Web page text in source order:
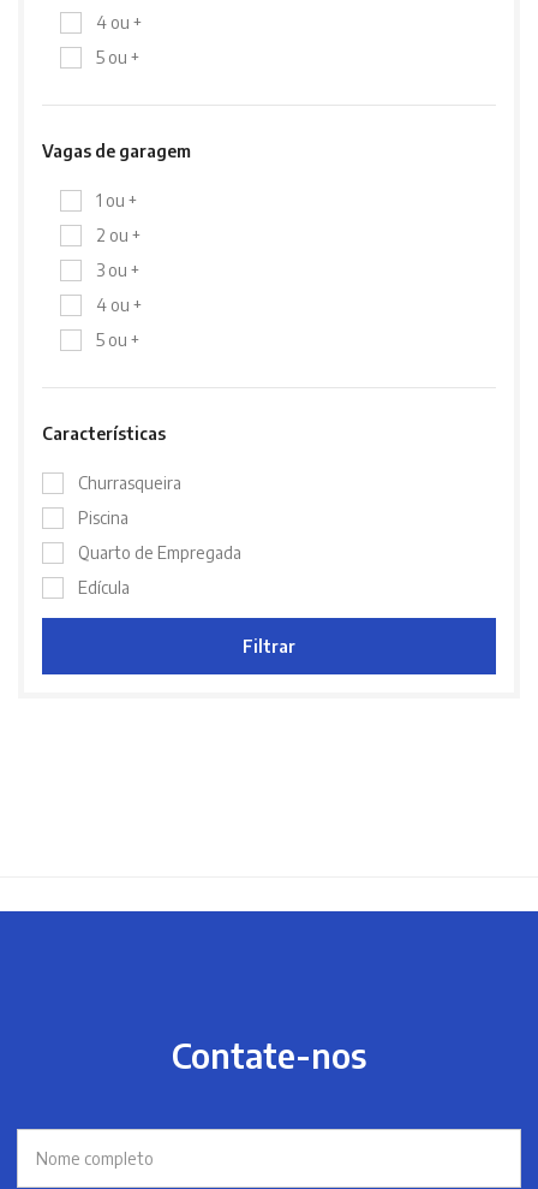
4 ou +
5 ou +
Vagas de garagem
1 ou +
2 ou +
3 ou +
4 ou +
5 ou +
Características
Churrasqueira
Piscina
Quarto de Empregada
Edícula
Filtrar
Contate-nos